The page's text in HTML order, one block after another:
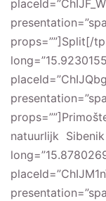
natuurlijk